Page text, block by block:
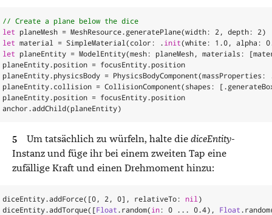
// Create a plane below the dice
let planeMesh = MeshResource.generatePlane(width: 2 , depth: 2)
let material = SimpleMaterial(color : .init(white: 1.0, alpha :
let planeEntity = ModelEntity(mesh: planeMesh, materials : [
planeEntity.position = focusEntity.position
planeEntity.physicsBody = PhysicsBodyComponent(massProperties :
planeEntity.collision = CollisionComponent(shapes : [.
planeEntity.position = focusEntity.position
anchor .addChild(planeEntity)
Um tatsächlich zu würfeln, halte die diceEntity-
Instanz und füge ihr bei einem zweiten Tap eine
zufällige Kraft und einen Drehmoment hinzu:
diceEntity.addForce([0, 2 , 0], relativeTo: nil )
diceEntity.addTorque([Float .random(in: 0 ... 0.4), Float .random